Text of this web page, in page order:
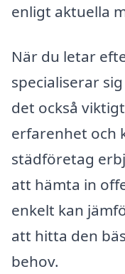
enligt aktuella
När du letar
specialiserar
det också
erfarenhet och
städföretag
att hämta in
enkelt kan
att hitta den
behov.